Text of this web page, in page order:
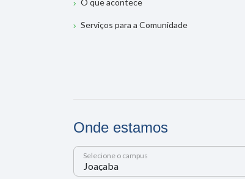
Serviços para a Comunidade
Onde estamos
Selecione o campus